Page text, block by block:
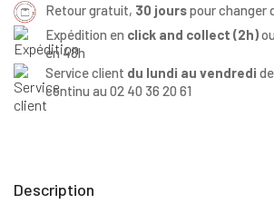
Retour gratuit, 30 jourspour changer
Expédition en click and collect (2h)
en 48h
Service client du lundi au vendredi
continu au 02 40 36 20 61
Description